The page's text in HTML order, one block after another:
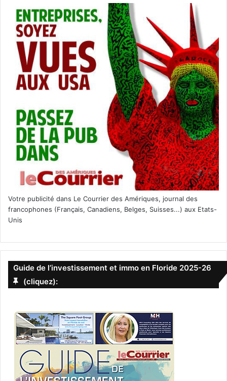
La nouvelle saison de l’anthologie de science-fiction et
d’horreur présente des histoires inédites, dont un épisode
suivant l’intrigue de USS Callister
Votre publicité dans Le Courrier des Amériques, journal des
francophones (Français, Canadiens, Belges, Suisses...) aux Etats-
Unis
Guide de l’investissement et immo en Floride 2025-26
(cliquez):